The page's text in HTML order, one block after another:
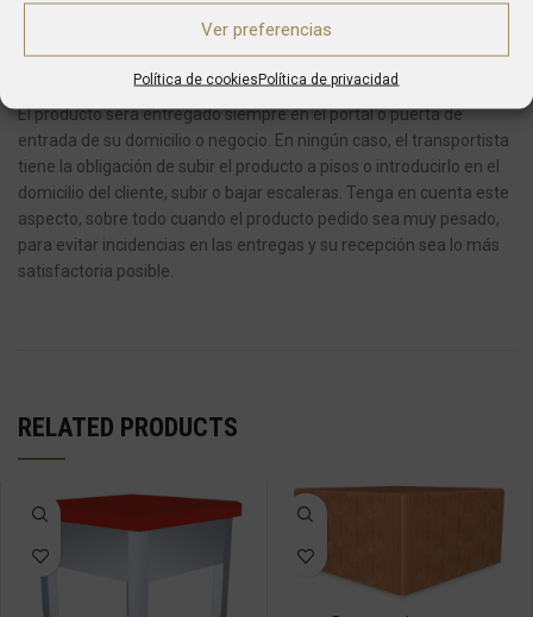
Ver preferencias
Política de cookiesPolítica de privacidad
En caso de pedidos con varios artículos, es posible que reciba su
El producto será entregado siempre en el portal o puerta de
entrada de su domicilio o negocio. En ningún caso, el transportista
tiene la obligación de subir el producto a pisos o introducirlo en el
domicilio del cliente, subir o bajar escaleras. Tenga en cuenta este
aspecto, sobre todo cuando el producto pedido sea muy pesado,
para evitar incidencias en las entregas y su recepción sea lo más
satisfactoria posible.
RELATED PRODUCTS